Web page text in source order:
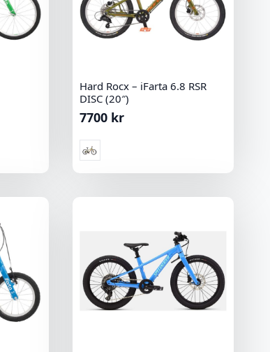
Hard Rocx – iFarta 6.8 RSR
DISC (20″)
7700 kr